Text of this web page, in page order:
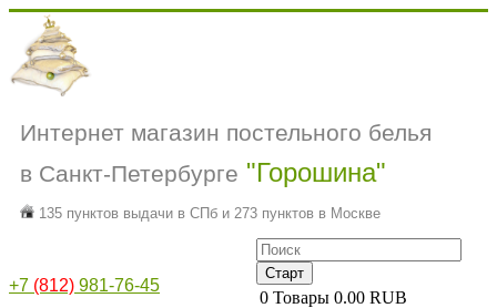
Интернет магазин постельного белья
в Санкт-Петербурге "Горошина"
135 пунктов выдачи в СПб и 273 пунктов в Москве
+7 (812) 981-76-45
0 Товары 0.00 RUB